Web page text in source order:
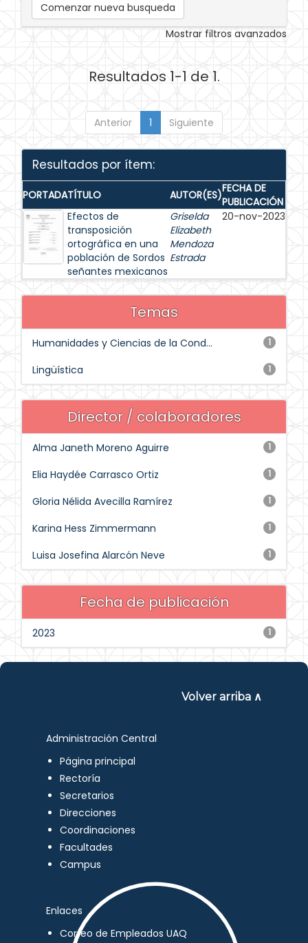
Comenzar nueva busqueda
Mostrar filtros avanzados
Resultados 1-1 de 1.
Anterior 1 Siguiente
Resultados por ítem:
PORTADATÍTULO AUTOR(ES)FECHA DE
PUBLICACIÓN
Efectos de
transposición
ortográfica en una
población de Sordos
señantes mexicanos
Griselda
Elizabeth
Mendoza
Estrada
20-nov-2023
Temas
1
Humanidades y Ciencias de la Cond...
1
Lingüística
Director / colaboradores
1
Alma Janeth Moreno Aguirre
1
Elia Haydée Carrasco Ortiz
1
Gloria Nélida Avecilla Ramírez
1
Karina Hess Zimmermann
1
Luisa Josefina Alarcón Neve
Fecha de publicación
1
2023
Volver arriba ∧
Administración Central
Página principal
Rectoría
Secretarios
Direcciones
Coordinaciones
Facultades
Campus
Enlaces
Correo de Empleados UAQ